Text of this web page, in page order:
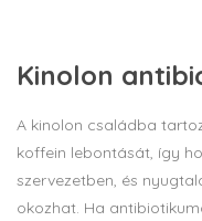
Kinolon
A kinolon családba
koffein lebontását, így
szervezetben, és
okozhat. Ha